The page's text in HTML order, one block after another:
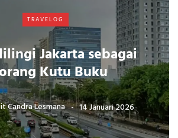
TRAVELOG
Jakarta sebagai
Kutu Buku
Candra Lesmana 14 Januari 2026